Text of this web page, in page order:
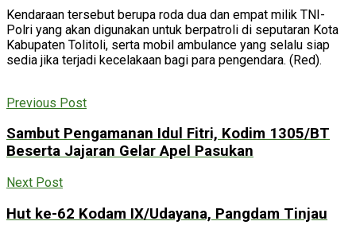
Kendaraan tersebut berupa roda dua dan empat milik TNI-
Polri yang akan digunakan untuk berpatroli di seputaran Kota
Kabupaten Tolitoli, serta mobil ambulance yang selalu siap
sedia jika terjadi kecelakaan bagi para pengendara. (Red).
Previous Post
Sambut Pengamanan Idul Fitri, Kodim 1305/BT
Beserta Jajaran Gelar Apel Pasukan
Next Post
Hut ke-62 Kodam IX/Udayana, Pangdam Tinjau